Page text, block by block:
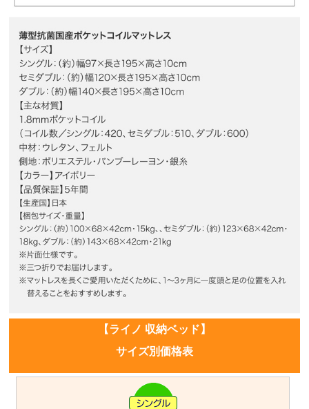
【ライノ 収納ベッド】
サイズ別価格表